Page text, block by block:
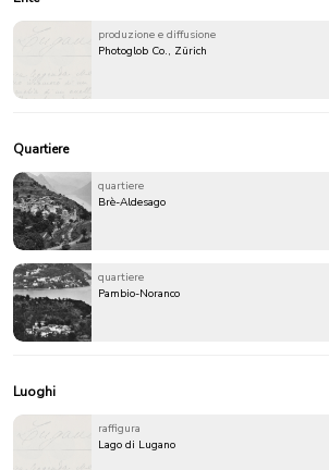
produzione e diffusione
Photoglob Co., Zürich
Quartiere
quartiere
Brè-Aldesago
quartiere
Pambio-Noranco
Luoghi
raffigura
Lago di Lugano